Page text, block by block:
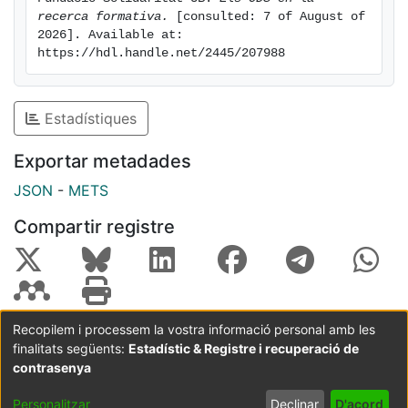
recerca formativa.
[consulted: 7 of August of
2026]. Available at:
https://hdl.handle.net/2445/207988
Estadístiques
Exportar metadades
JSON - METS
Compartir registre
Coordinació:CRAI UB Avís legal
Metadades
subjectes a:
Configuració
Recopilem i processem la vostra informació personal amb les
finalitats següents: Estadístic & Registre i recuperació de
contrasenya
Personalitzar Declinar D'acord